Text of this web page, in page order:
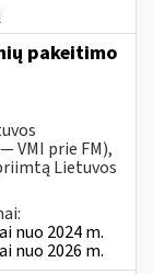
pakeitimo
VMI prie FM),
Lietuvos
nuo 2024 m.
nuo 2026 m.